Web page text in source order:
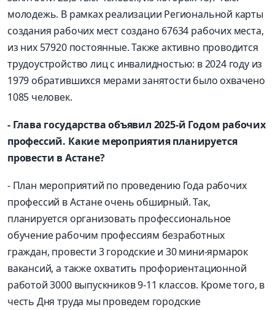
молодежь. В рамках реализации Региональной карты
создания рабочих мест создано 67634 рабочих места,
из них 57920 постоянные. Также активно проводится
трудоустройство лиц с инвалидностью: в 2024 году из
1979 обратившихся мерами занятости было охвачено
1085 человек.
- Глава государства объявил 2025-й Годом рабочих
профессий. Какие мероприятия планируется
провести в Астане?
- План мероприятий по проведению Года рабочих
профессий в Астане очень обширный. Так,
планируется организовать профессиональное
обучение рабочим профессиям безработных
граждан, провести 3 городские и 30 мини-ярмарок
вакансий, а также охватить профориентационной
работой 3000 выпускников 9-11 классов. Кроме того, в
честь Дня труда мы проведем городские